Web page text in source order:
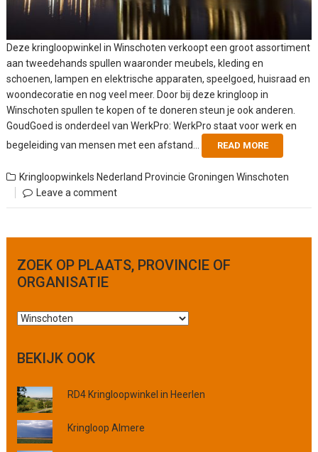
Deze kringloopwinkel in Winschoten verkoopt een groot assortiment
aan tweedehands spullen waaronder meubels, kleding en
schoenen, lampen en elektrische apparaten, speelgoed, huisraad en
woondecoratie en nog veel meer. Door bij deze kringloop in
Winschoten spullen te kopen of te doneren steun je ook anderen.
GoudGoed is onderdeel van WerkPro: WerkPro staat voor werk en
begeleiding van mensen met een afstand...
READ MORE
Kringloopwinkels Nederland Provincie Groningen Winschoten
Leave a comment
ZOEK OP PLAATS, PROVINCIE OF
ORGANISATIE
Z
k
p
p
l
a
BEKIJK OOK
RD4 Kringloopwinkel in Heerlen
Kringloop Almere